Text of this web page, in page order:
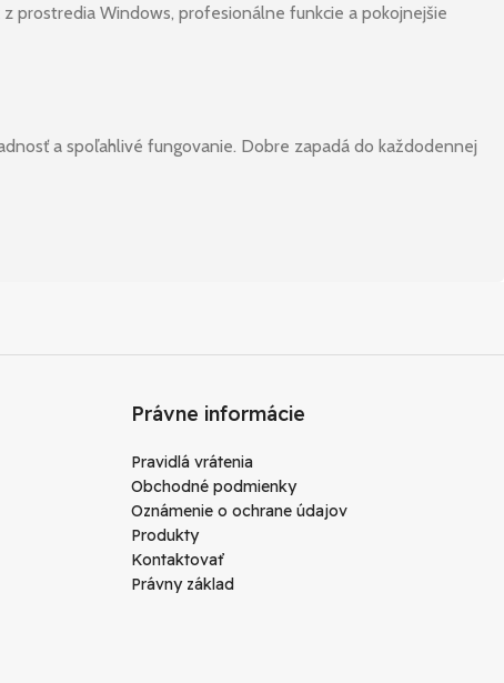
prostredia Windows, profesionálne funkcie a pokojnejšie
a spoľahlivé fungovanie. Dobre zapadá do každodennej
Právne informácie
Pravidlá vrátenia
Obchodné podmienky
Oznámenie o ochrane údajov
Produkty
Kontaktovať
Právny základ